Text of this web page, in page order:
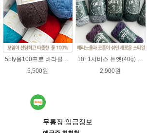
5,500원
2,900원
무통장 입금정보